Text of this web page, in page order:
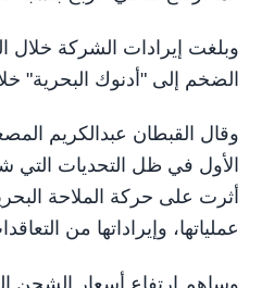
الضخم إلى "أدنوك البحرية" خلال
وقال القبطان عبدالكريم
الأول في ظل التحديات التي
أثرت على حركة الملاحة
عملياتها، وإيراداتها من
وساهم ارتفاع أسعار الشحن